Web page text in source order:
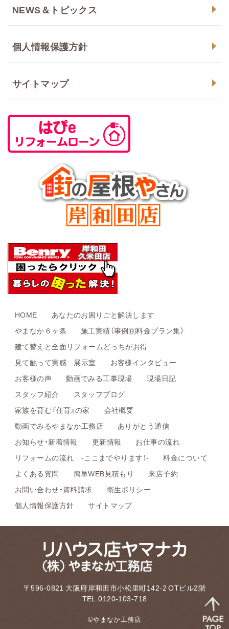
NEWS＆トピックス
個人情報保護方針
サイトマップ
HOME
あなたのお困りごと解決します
やまなか６ヶ条
施工実績（事例別料金プラン集）
建て替えと全面リフォームどっちがお得
見て触って実感 展示室
お客様インタビュー
お客様の声
動画でみる工事現場
現場日記
スタッフ紹介
スタッフブログ
家族を育む『住育』の家
会社概要
動画でみるやまなか工務店
ありがとう通信
お知らせ・新着情報
更新情報
お仕事の流れ
リフォームの流れ -ここまでやります！-
料金について
よくある質問
簡単WEB見積もり
来店予約
お問い合わせ・資料請求
衛生ポリシー
個人情報保護方針
サイトマップ
〒596-0821 大阪府岸和田市小松里町142-2 OTビル2階
TEL.0120-103-718
©やまなか工務店